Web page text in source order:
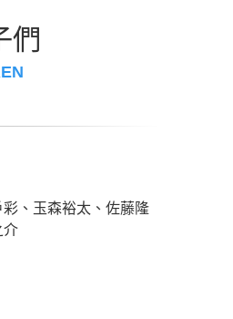
們
彩、玉森裕太、佐藤隆
介